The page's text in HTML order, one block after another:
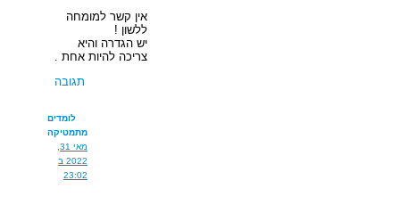
אין קשר למומחה
ללשון !
יש הגדרה והיא
צריכה להיות אחת .
תגובה
לומדים
מתמטיקה
2022 ב
23:02